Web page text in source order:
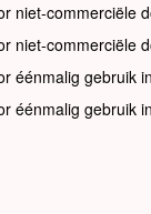
niet-commerciële
niet-commerciële
éénmalig gebruik
éénmalig gebruik